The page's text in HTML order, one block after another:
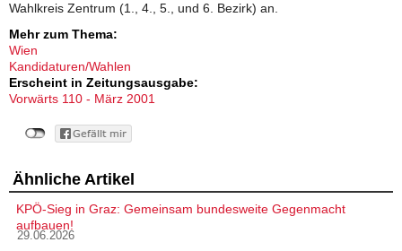
Wahlkreis Zentrum (1., 4., 5., und 6. Bezirk) an.
Mehr zum Thema:
Wien
Kandidaturen/Wahlen
Erscheint in Zeitungsausgabe:
Vorwärts 110 - März 2001
Ähnliche Artikel
KPÖ-Sieg in Graz: Gemeinsam bundesweite Gegenmacht
aufbauen!
29.06.2026